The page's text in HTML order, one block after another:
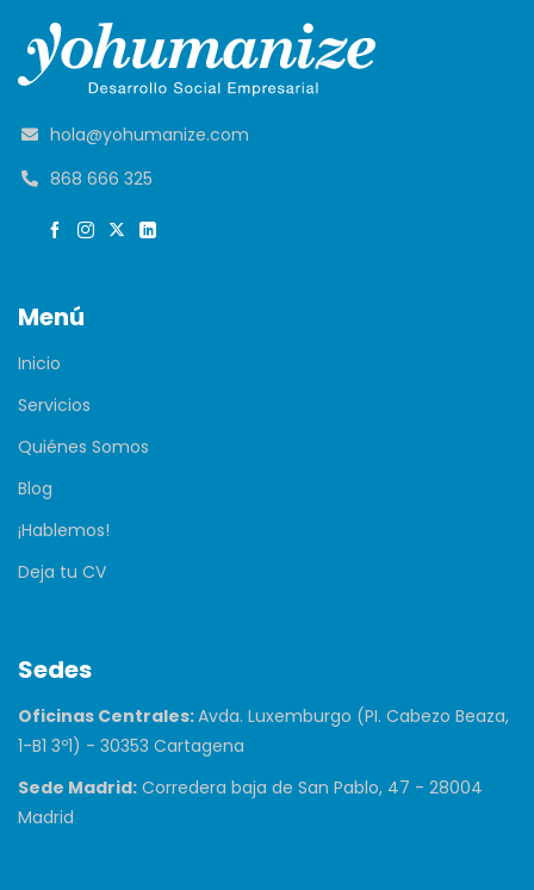
hola@yohumanize.com
868 666 325
Menú
Inicio
Servicios
Quiénes Somos
Blog
¡Hablemos!
Deja tu CV
Sedes
Oficinas Centrales:Avda. Luxemburgo (PI. Cabezo Beaza,
1-B1 3º1) - 30353 Cartagena
Sede Madrid: Corredera baja de San Pablo, 47 - 28004
Madrid